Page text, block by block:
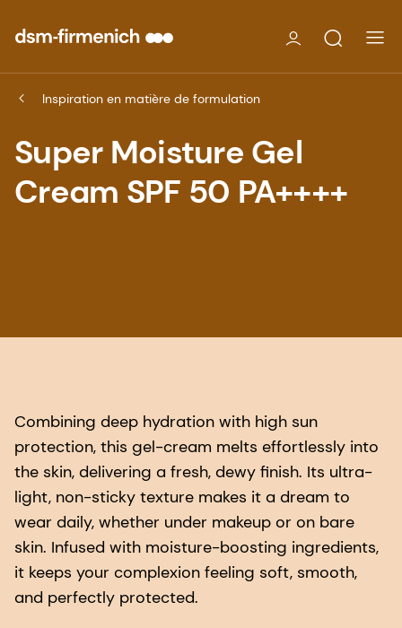
Inspiration en matière de formulation
Super Moisture Gel
Cream SPF 50 PA++++
Combining deep hydration with high sun
protection, this gel-cream melts effortlessly into
the skin, delivering a fresh, dewy finish. Its ultra-
light, non-sticky texture makes it a dream to
wear daily, whether under makeup or on bare
skin. Infused with moisture-boosting ingredients,
it keeps your complexion feeling soft, smooth,
and perfectly protected.